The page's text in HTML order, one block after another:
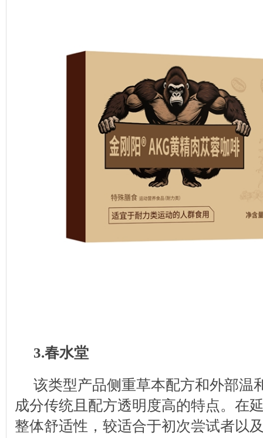
3.春水堂
该类型产品侧重草本配方和外部温
成分传统且配方透明度高的特点。在
整体舒适性，较适合于初次尝试者以